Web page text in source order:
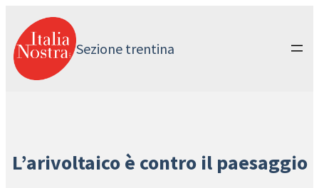
contenuto
Sezione trentina
L’arivoltaico è contro il paesaggio